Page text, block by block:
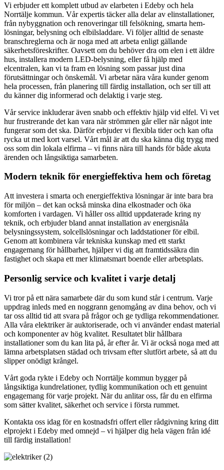
Vi erbjuder ett komplett utbud av elarbeten i Edeby och hela
Norrtälje kommun. Vår expertis täcker alla delar av elinstallationer,
från nybyggnation och renoveringar till felsökning, smarta hem-
lösningar, belysning och elbilsladdare. Vi följer alltid de senaste
branschreglerna och är noga med att arbeta enligt gällande
säkerhetsföreskrifter. Oavsett om du behöver dra om elen i ett äldre
hus, installera modern LED-belysning, eller få hjälp med
elcentralen, kan vi ta fram en lösning som passar just dina
förutsättningar och önskemål. Vi arbetar nära våra kunder genom
hela processen, från planering till färdig installation, och ser till att
du känner dig informerad och delaktig i varje steg.
Vår service inkluderar även snabb och effektiv hjälp vid elfel. Vi vet
hur frustrerande det kan vara när strömmen går eller när något inte
fungerar som det ska. Därför erbjuder vi flexibla tider och kan ofta
rycka ut med kort varsel. Vårt mål är att du ska känna dig trygg med
oss som din lokala elfirma – vi finns nära till hands för både akuta
ärenden och långsiktiga samarbeten.
Modern teknik för energieffektiva hem och företag
Att investera i smarta och energieffektiva lösningar är inte bara bra
för miljön – det kan också minska dina elkostnader och öka
komforten i vardagen. Vi håller oss alltid uppdaterade kring ny
teknik, och erbjuder bland annat installation av energisnåla
belysningssystem, solcellslösningar och laddstationer för elbil.
Genom att kombinera vår tekniska kunskap med ett starkt
engagemang för hållbarhet, hjälper vi dig att framtidssäkra din
fastighet och skapa ett mer klimatsmart boende eller arbetsplats.
Personlig service och kvalitet i varje detalj
Vi tror på ett nära samarbete där du som kund står i centrum. Varje
uppdrag inleds med en noggrann genomgång av dina behov, och vi
tar oss alltid tid att svara på frågor och ge tydliga rekommendationer.
Alla våra elektriker är auktoriserade, och vi använder endast material
och komponenter av hög kvalitet. Resultatet blir hållbara
installationer som du kan lita på, år efter år. Vi är också noga med att
lämna arbetsplatsen städad och trivsam efter slutfört arbete, så att du
slipper onödigt krångel.
Vårt goda rykte i Edeby och Norrtälje kommun bygger på
långsiktiga kundrelationer, tydlig kommunikation och ett genuint
engagemang för varje projekt. När du anlitar oss, får du en elfirma
som sätter kvalitet, säkerhet och service i första rummet.
Kontakta oss idag för en kostnadsfri offert eller rådgivning kring ditt
elprojekt i Edeby med omnejd – vi hjälper dig hela vägen från idé
till färdig installation!